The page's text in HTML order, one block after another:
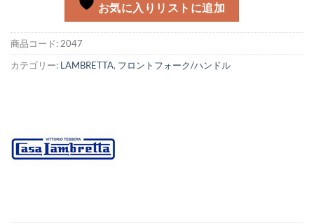
お気に入りリストに追加
商品コード:2047
カテゴリー: LAMBRETTA, フロントフォーク/ハンドル